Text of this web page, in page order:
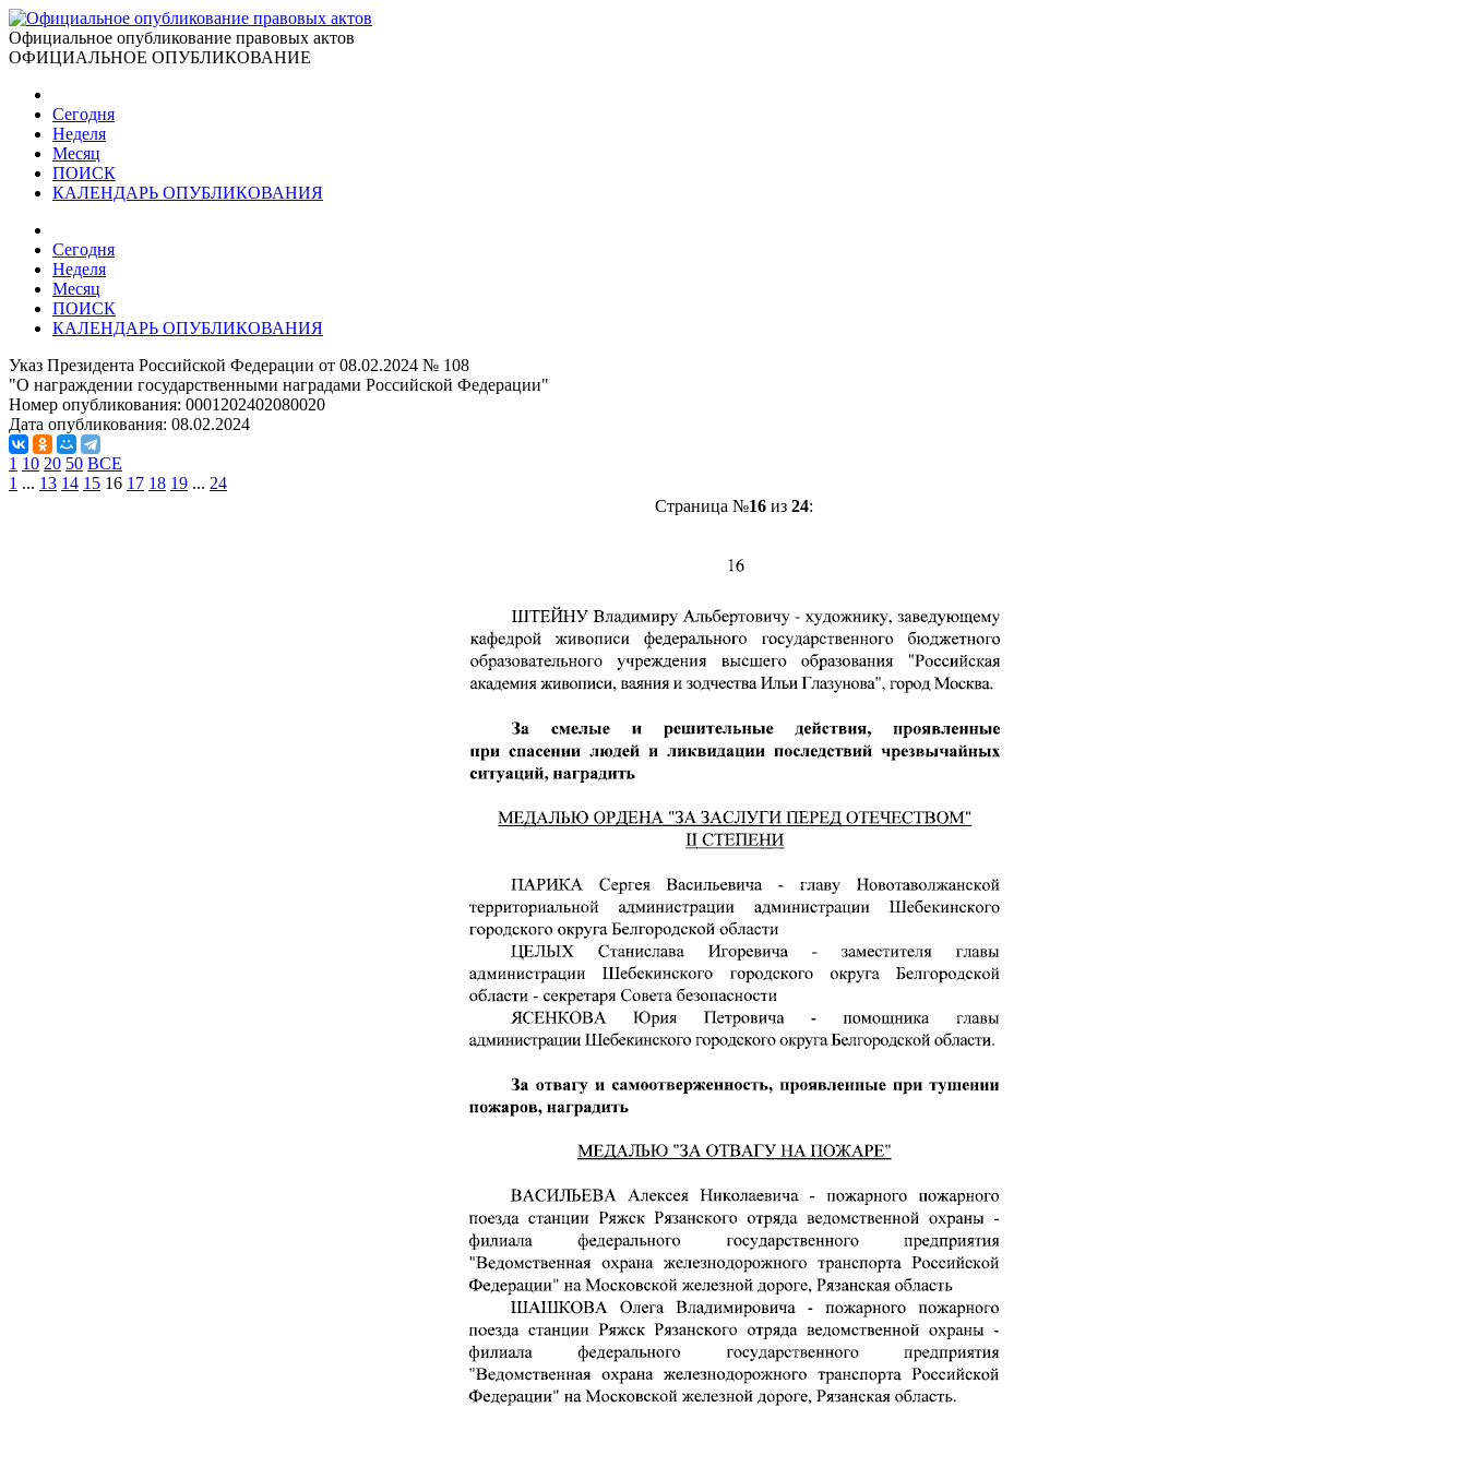
Официальное опубликование правовых актов
ОФИЦИАЛЬНОЕ ОПУБЛИКОВАНИЕ
Сегодня
Неделя
Месяц
ПОИСК
КАЛЕНДАРЬ ОПУБЛИКОВАНИЯ
Сегодня
Неделя
Месяц
ПОИСК
КАЛЕНДАРЬ ОПУБЛИКОВАНИЯ
Указ Президента Российской Федерации от 08.02.2024 № 108
"О награждении государственными наградами Российской Федерации"
Номер опубликования: 0001202402080020
Дата опубликования: 08.02.2024
1 10 20 50 ВСЕ
1 ... 13 14 15 16 17 18 19 ... 24
Страница №16из 24: